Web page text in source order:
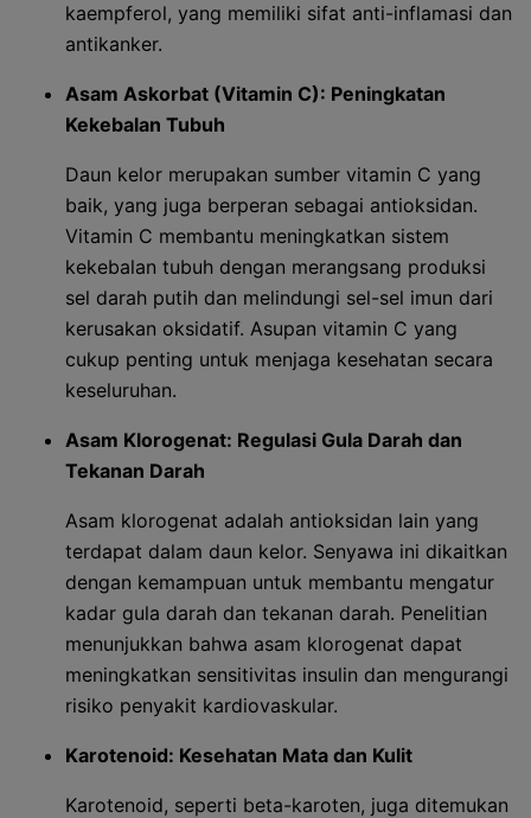
kaempferol, yang memiliki sifat anti-inflamasi dan
antikanker.
Asam Askorbat (Vitamin C): Peningkatan
Kekebalan Tubuh
Daun kelor merupakan sumber vitamin C yang
baik, yang juga berperan sebagai antioksidan.
Vitamin C membantu meningkatkan sistem
kekebalan tubuh dengan merangsang produksi
sel darah putih dan melindungi sel-sel imun dari
kerusakan oksidatif. Asupan vitamin C yang
cukup penting untuk menjaga kesehatan secara
keseluruhan.
Asam Klorogenat: Regulasi Gula Darah dan
Tekanan Darah
Asam klorogenat adalah antioksidan lain yang
terdapat dalam daun kelor. Senyawa ini dikaitkan
dengan kemampuan untuk membantu mengatur
kadar gula darah dan tekanan darah. Penelitian
menunjukkan bahwa asam klorogenat dapat
meningkatkan sensitivitas insulin dan mengurangi
risiko penyakit kardiovaskular.
Karotenoid: Kesehatan Mata dan Kulit
Karotenoid, seperti beta-karoten, juga ditemukan